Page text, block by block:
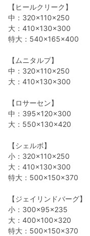
【ヒールクリーク】
中：320×110×250
大：410×130×300
特大：540×165×400
【ムニタルプ】
中：320×110×250
大：410×130×300
【ロサーセン】
中：395×120×300
大：550×130×420
【シェルボ】
小：320×110×250
大：410×130×300
特大：500×150×370
【ジェイリンドバーグ】
小：300×95×235
大：400×100×320
特大：500×150×370